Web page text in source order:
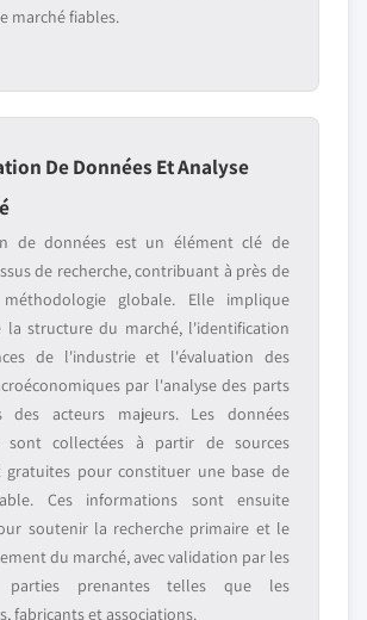
marché fiables.
De Données Et Analyse
de données est un élément clé de
de recherche, contribuant à près de
globale. Elle implique
la structure du marché, l'identification
de l'industrie et l'évaluation des
par l'analyse des parts
des acteurs majeurs. Les données
sont collectées à partir de sources
gratuites pour constituer une base de
Ces informations sont ensuite
soutenir la recherche primaire et le
du marché, avec validation par les
parties prenantes telles que les
fabricants et associations.